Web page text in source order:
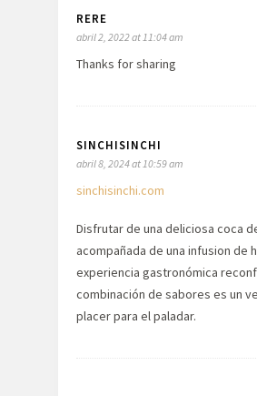
RERE
abril 2, 2022 at 11:04 am
Thanks for sharing
SINCHISINCHI
abril 8, 2024 at 10:59 am
sinchisinchi.com
Disfrutar de una deliciosa coca
acompañada de una infusion de
experiencia gastronómica
combinación de sabores es un
placer para el paladar.